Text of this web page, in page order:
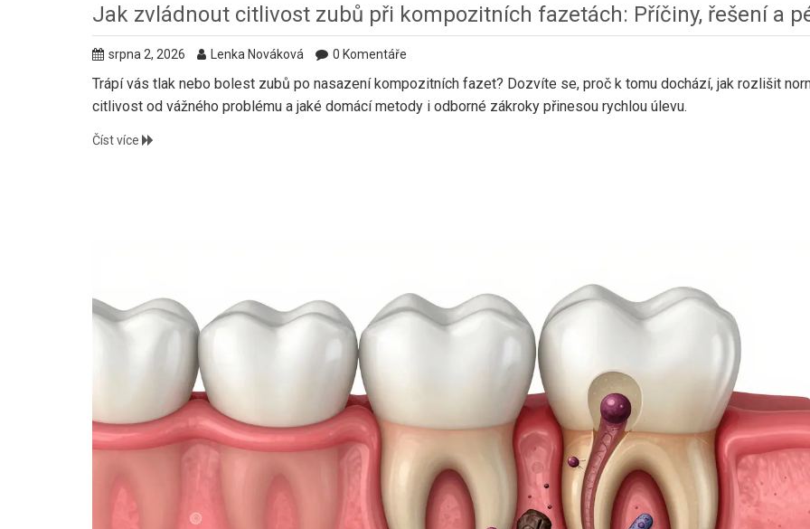
Jak zvládnout citlivost zubů při kompozitních fazetách: Příčiny, řešení a
srpna 2, 2026 Lenka Nováková 0 Komentáře
Trápí vás tlak nebo bolest zubů po nasazení kompozitních fazet? Dozvíte se, proč k tomu dochází, jak rozlišit
citlivost od vážného problému a jaké domácí metody i odborné zákroky přinesou rychlou úlevu.
Číst více